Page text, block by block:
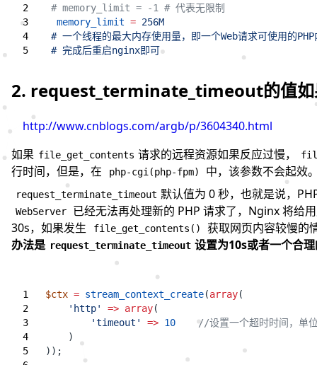
# memory_limit = -1 # 代表无限制
memory_limit =
# 完成后重启nginx即可
2. request_terminate_timeout的值如
http://www.cnblogs.com/argb/p/3604340.html
如果 file_get_contents 请求的远程资源如果反应过慢，
行时间，但是，在 php-cgi(php-fpm) 中，该参数不会起效
request_terminate_timeout 默认值为 0 秒，也就是说，
WebServer
已经无法再处理新的 PHP 请求了，Nginx 将给
30s，如果发生
file_get_contents()
获取网页内容较慢的
办法是 request_terminate_timeout 设置为10s或者一个合
$ctx = stream_context_create(array(
'http'
=> array(
'timeout'
=> 10
)
));